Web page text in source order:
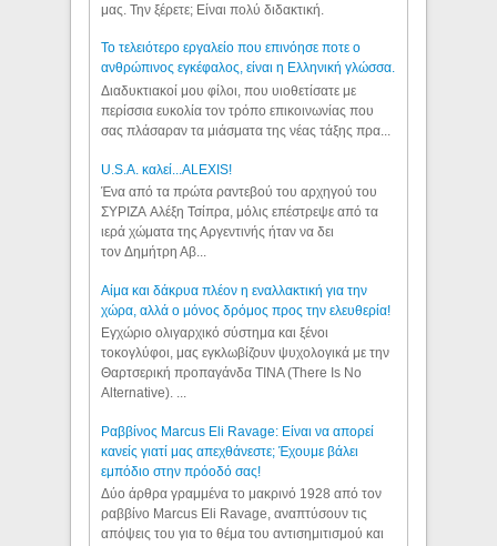
μας. Την ξέρετε; Είναι πολύ διδακτική.
Το τελειότερο εργαλείο που επινόησε ποτε ο
ανθρώπινος εγκέφαλος, είναι η Ελληνική γλώσσα.
Διαδυκτιακοί μου φίλοι, που υιοθετίσατε με
περίσσια ευκολία τον τρόπο επικοινωνίας που
σας πλάσαραν τα μιάσματα της νέας τάξης πρα...
U.S.A. καλεί...ALEXIS!
Ένα από τα πρώτα ραντεβού του αρχηγού του
ΣΥΡΙΖΑ Αλέξη Τσίπρα, μόλις επέστρεψε από τα
ιερά χώματα της Αργεντινής ήταν να δει
τον Δημήτρη Αβ...
Αίμα και δάκρυα πλέον η εναλλακτική για την
χώρα, αλλά ο μόνος δρόμος προς την ελευθερία!
Εγχώριο ολιγαρχικό σύστημα και ξένοι
τοκογλύφοι, μας εγκλωβίζουν ψυχολογικά με την
Θαρτσερική προπαγάνδα TINA (There Is No
Alternative). ...
Ραββίνος Marcus Eli Ravage: Είναι να απορεί
κανείς γιατί μας απεχθάνεστε; Έχουμε βάλει
εμπόδιο στην πρόοδό σας!
Δύο άρθρα γραμμένα το μακρινό 1928 από τον
ραββίνο Marcus Eli Ravage, αναπτύσουν τις
απόψεις του για το θέμα του αντισημιτισμού και